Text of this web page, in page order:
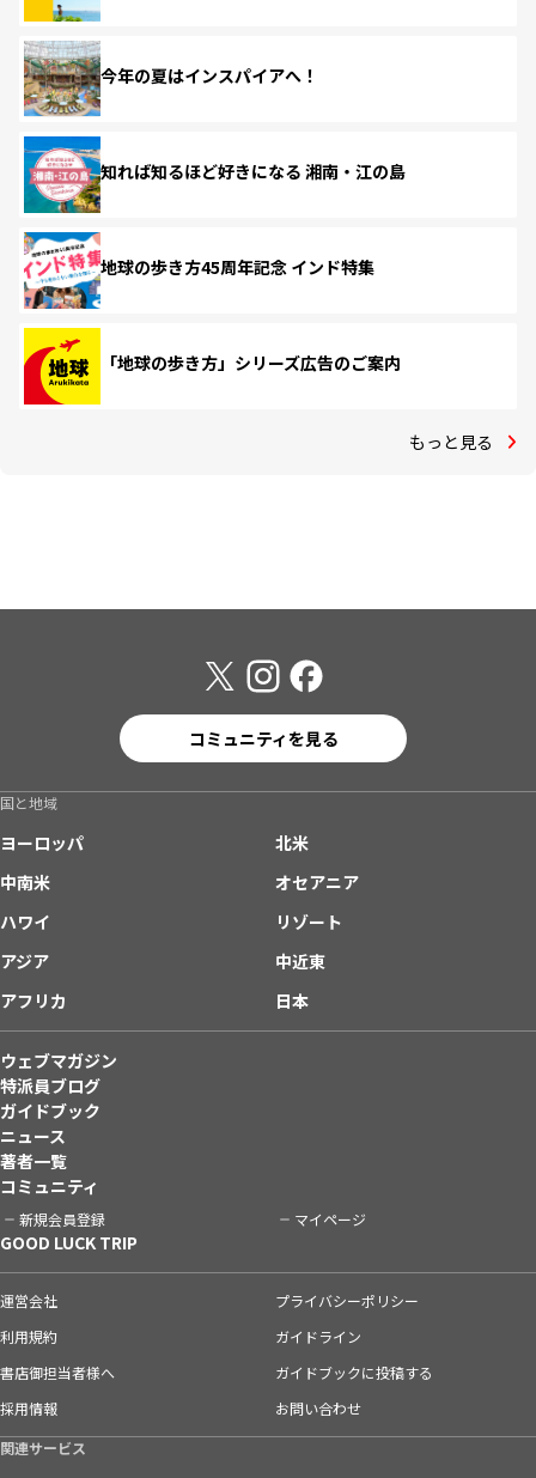
今年の夏はインスパイアへ！
知れば知るほど好きになる 湘南・江の島
地球の歩き方45周年記念 インド特集
「地球の歩き方」シリーズ広告のご案内
もっと見る
コミュニティを見る
国と地域
ヨーロッパ
北米
中南米
オセアニア
ハワイ
リゾート
アジア
中近東
アフリカ
日本
ウェブマガジン
特派員ブログ
ガイドブック
ニュース
著者一覧
コミュニティ
新規会員登録 マイページ
GOOD LUCK TRIP
運営会社
プライバシーポリシー
利用規約
ガイドライン
書店御担当者様へ
ガイドブックに投稿する
採用情報
お問い合わせ
関連サービス